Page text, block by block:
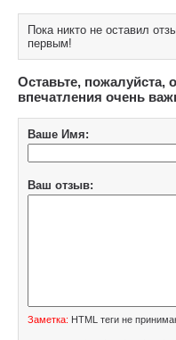
Пока никто не оставил
первым!
Оставьте, пожалуйста,
впечатления очень
Ваше Имя:
Ваш отзыв:
Заметка: HTML теги не